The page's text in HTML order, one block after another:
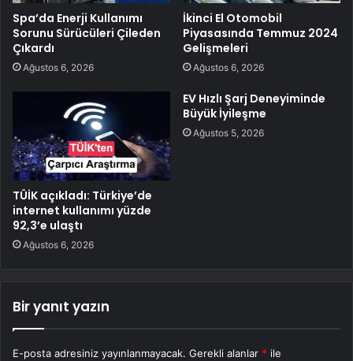
Spa’da Enerji Kullanımı
Sorunu Sürücüleri Çileden
Çıkardı
Ağustos 6, 2026
İkinci El Otomobil
Piyasasında Temmuz 2024
Gelişmeleri
Ağustos 6, 2026
TÜİK açıkladı: Türkiye’de
internet kullanımı yüzde
92,3’e ulaştı
Ağustos 6, 2026
EV Hızlı Şarj Deneyiminde
Büyük İyileşme
Ağustos 5, 2026
Bir yanıt yazın
E-posta adresiniz yayınlanmayacak. Gerekli alanlar * ile